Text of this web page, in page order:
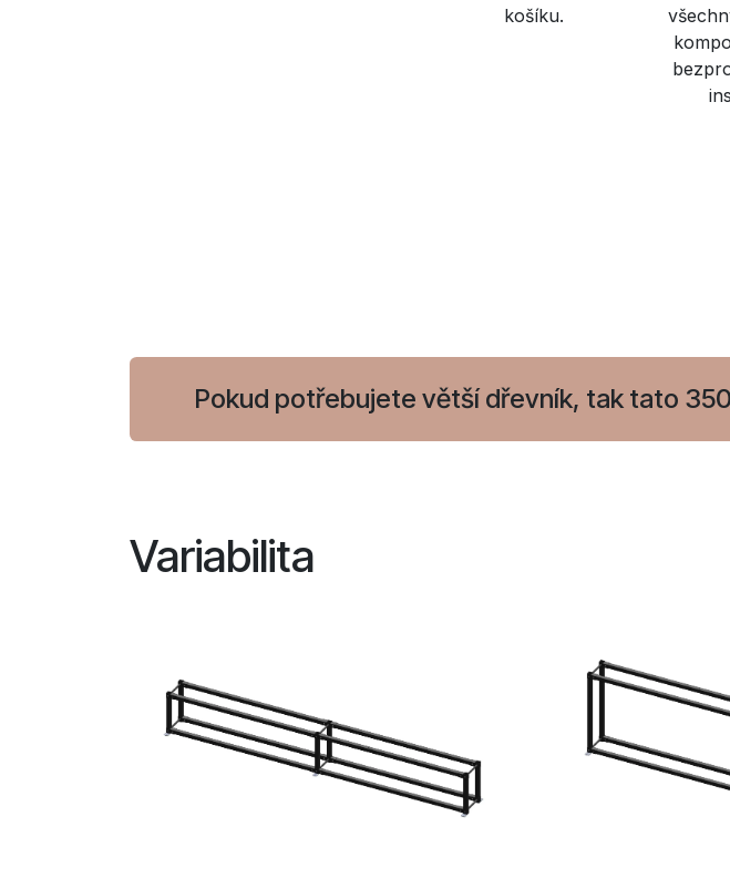
košíku.
Pokud potřebujete větší dřevník, tak tato
Variabilita